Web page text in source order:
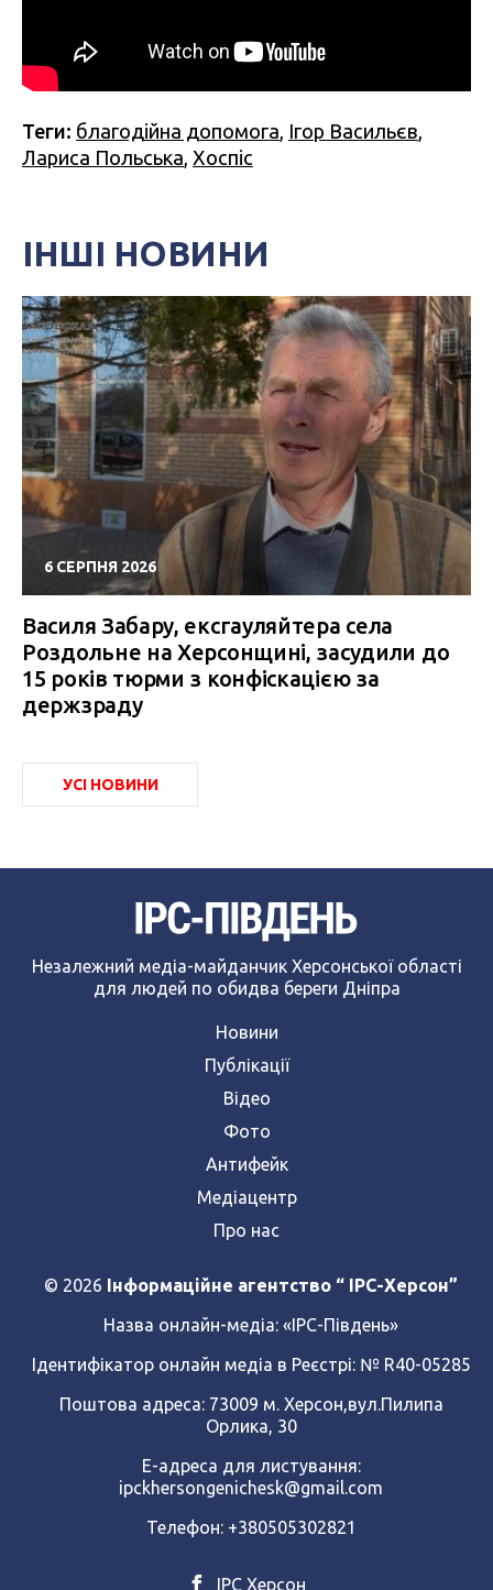
Теги: благодійна допомога Ігор Васильєв
Лариса Польська Хоспіс
ІНШІ НОВИНИ
6 СЕРПНЯ 2026
Василя Забару, ексгауляйтера села
Роздольне на Херсонщині, засудили до
15 років тюрми з конфіскацією за
держзраду
УСІ НОВИНИ
Незалежний медіа-майданчик Херсонської області
для людей по обидва береги Дніпра
Новини
Публікації
Відео
Фото
Антифейк
Медіацентр
Про нас
© 2026 Інформаційне агентство “ IPC-Херсон”
Назва онлайн-медіа: «ІРС-Південь»
Ідентифікатор онлайн медіа в Реєстрі: № R40-05285
Поштова адреса: 73009 м. Херсон,вул.Пилипа
Орлика, 30
Е-адреса для листування:
ipckhersongenichesk@gmail.com
Телефон: +380505302821
ІРС Херсон